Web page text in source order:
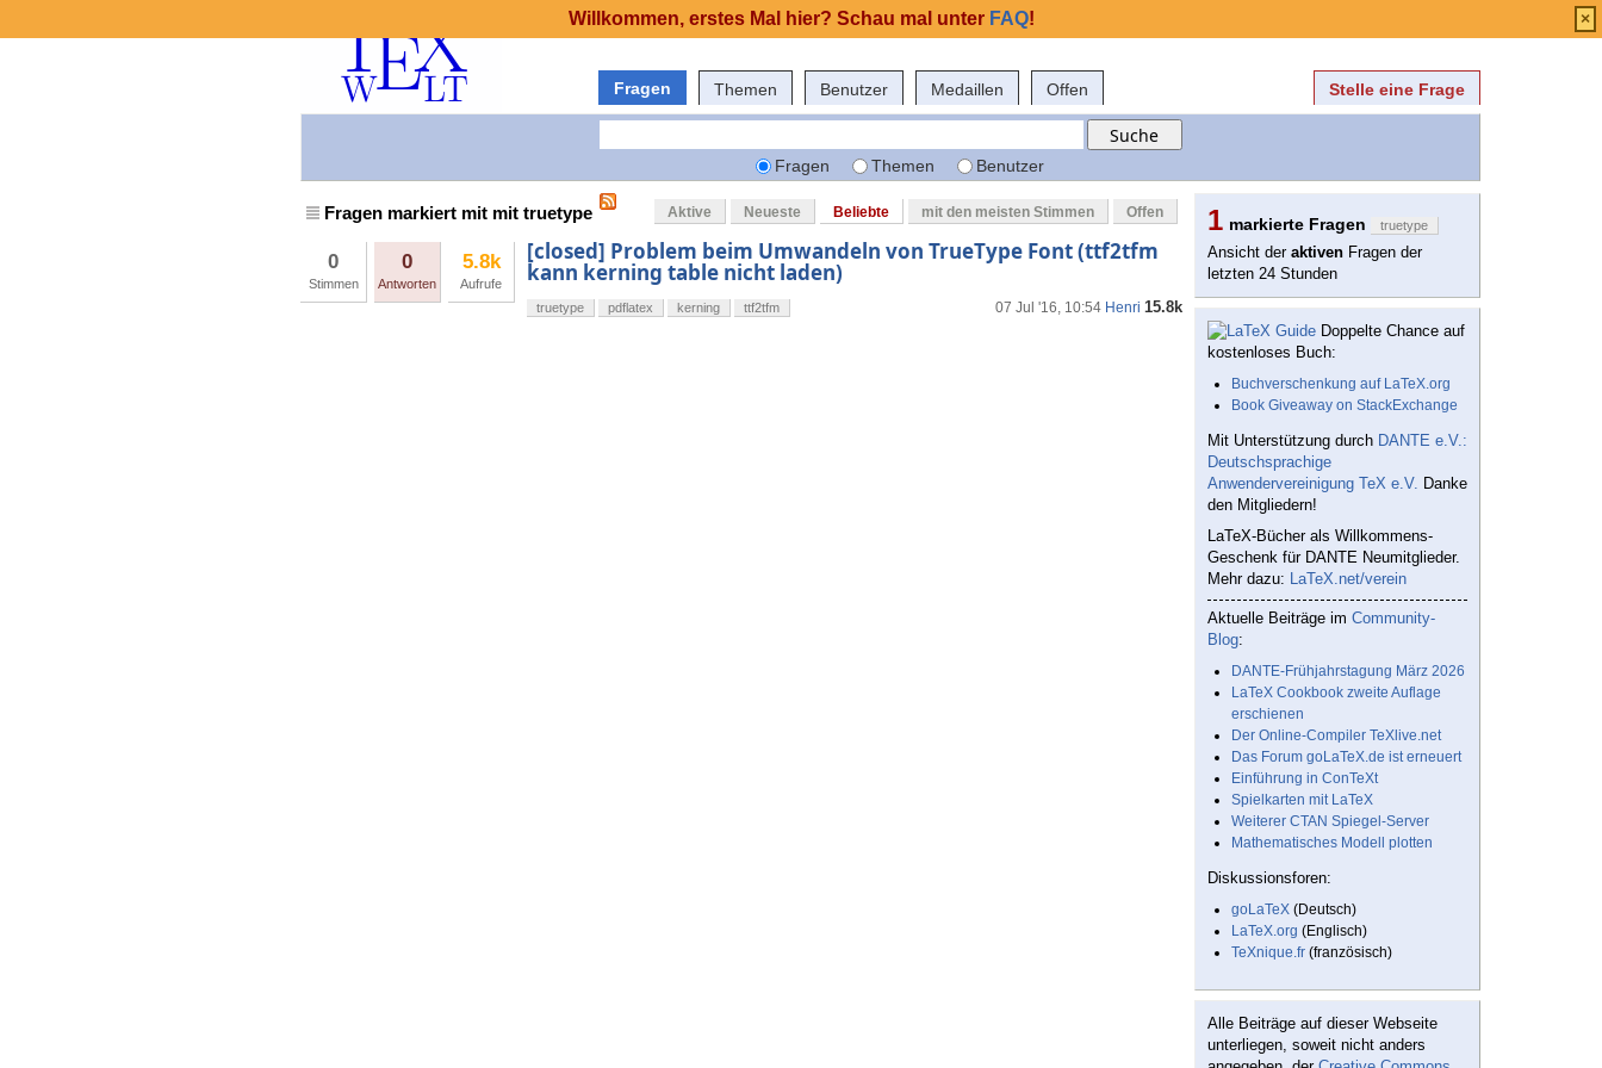
Fragen Themen Benutzer Medaillen Offen Stelle eine Frage
Fragen Themen Benutzer
Fragen markiert mit mit truetype Aktive Neueste Beliebte mit den meisten Stimmen Offen
0
Stimmen
0
Antworten
5.8k
Aufrufe
[closed] Problem beim Umwandeln von TrueType Font (ttf2tfm
kann kerning table nicht laden)
07 Jul '16, 10:54 Henri 15.8k
truetype pdflatex kerning ttf2tfm
1 markierte Fragen truetype
Ansicht der aktiven Fragen der
letzten 24 Stunden
Doppelte Chance auf
kostenloses Buch:
Buchverschenkung auf LaTeX.org
Book Giveaway on StackExchange
Mit Unterstützung durch DANTE e.V.:
Deutschsprachige
Anwendervereinigung TeX e.V. Danke
den Mitgliedern!
LaTeX-Bücher als Willkommens-
Geschenk für DANTE Neumitglieder.
Mehr dazu: LaTeX.net/verein
Aktuelle Beiträge im Community-
Blog:
DANTE-Frühjahrstagung März 2026
LaTeX Cookbook zweite Auflage
erschienen
Der Online-Compiler TeXlive.net
Das Forum goLaTeX.de ist erneuert
Einführung in ConTeXt
Spielkarten mit LaTeX
Weiterer CTAN Spiegel-Server
Mathematisches Modell plotten
Diskussionsforen:
goLaTeX (Deutsch)
LaTeX.org (Englisch)
TeXnique.fr (französisch)
Alle Beiträge auf dieser Webseite
unterliegen, soweit nicht anders
Willkommen, erstes Mal hier? Schau mal unter FAQ! ×